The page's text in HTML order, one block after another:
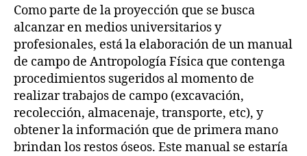
Como parte de la proyección que se busca
alcanzar en medios universitarios y
profesionales, está la elaboración de un manual
de campo de Antropología Física que contenga
procedimientos sugeridos al momento de
realizar trabajos de campo (excavación,
recolección, almacenaje, transporte, etc), y
obtener la información que de primera mano
brindan los restos óseos. Este manual se estaría